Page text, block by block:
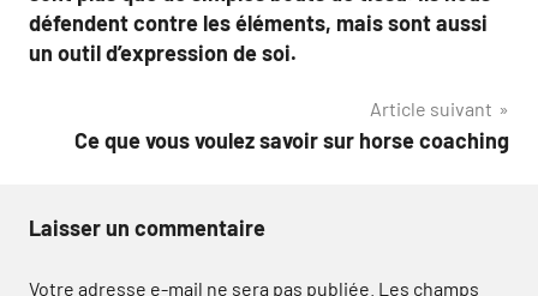
l’article
défendent contre les éléments, mais sont aussi
un outil d’expression de soi.
Article suivant
Ce que vous voulez savoir sur horse coaching
Laisser un commentaire
Votre adresse e-mail ne sera pas publiée. Les champs